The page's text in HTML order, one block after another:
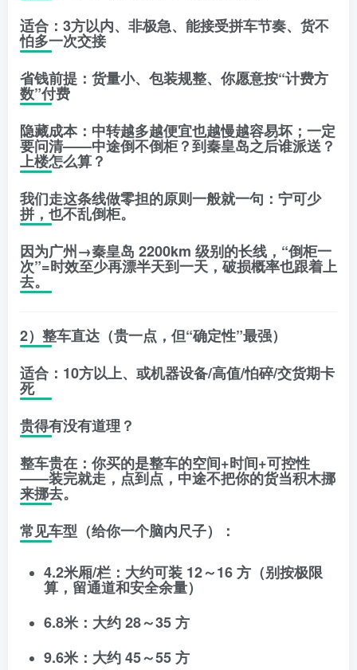
适合 ：3方以内、非极急、能接受拼车节奏、货不
怕多一次交接
省钱前提 ：货量小、包装规整、你愿意按“计费方
数”付费
隐藏成本：中转越多越便宜也越慢越容易坏；一定
要问清——中途倒不倒柜？到秦皇岛之后谁派送？
上楼怎么算？
我们走这条线做零担的原则一般就一句： 宁可少
拼，也不乱倒柜。
因为广州→秦皇岛 2200km 级别的长线，“倒柜一
次”=时效至少再漂半天到一天，破损概率也跟着上
去。
2）整车直达（贵一点，但“确定性”最强）
适合 ：10方以上、或机器设备/高值/怕碎/交货期卡
死
贵得有没有道理？
整车贵在：你买的是整车的空间+时间+可控性
——装完就走，点到点，中途不把你的货当积木挪
来挪去。
常见车型（给你一个脑内尺子）：
4.2米厢/栏 ：大约可装 12～16 方（别按极限
算，留通道和安全余量）
6.8米：大约 28～35 方
9.6米：大约 45～55 方